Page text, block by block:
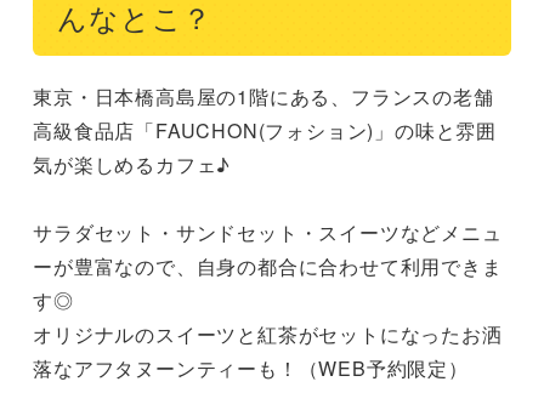
んなとこ？
東京・日本橋高島屋の1階にある、フランスの老舗
高級食品店「FAUCHON(フォション)」の味と雰囲
気が楽しめるカフェ♪
サラダセット・サンドセット・スイーツなどメニュ
ーが豊富なので、自身の都合に合わせて利用できま
す◎
オリジナルのスイーツと紅茶がセットになったお洒
落なアフタヌーンティーも！（WEB予約限定）